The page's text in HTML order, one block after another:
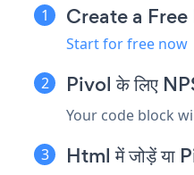
Create a
Start for free now
Pivol के लिए
Your code block
Html में जोड़ें या